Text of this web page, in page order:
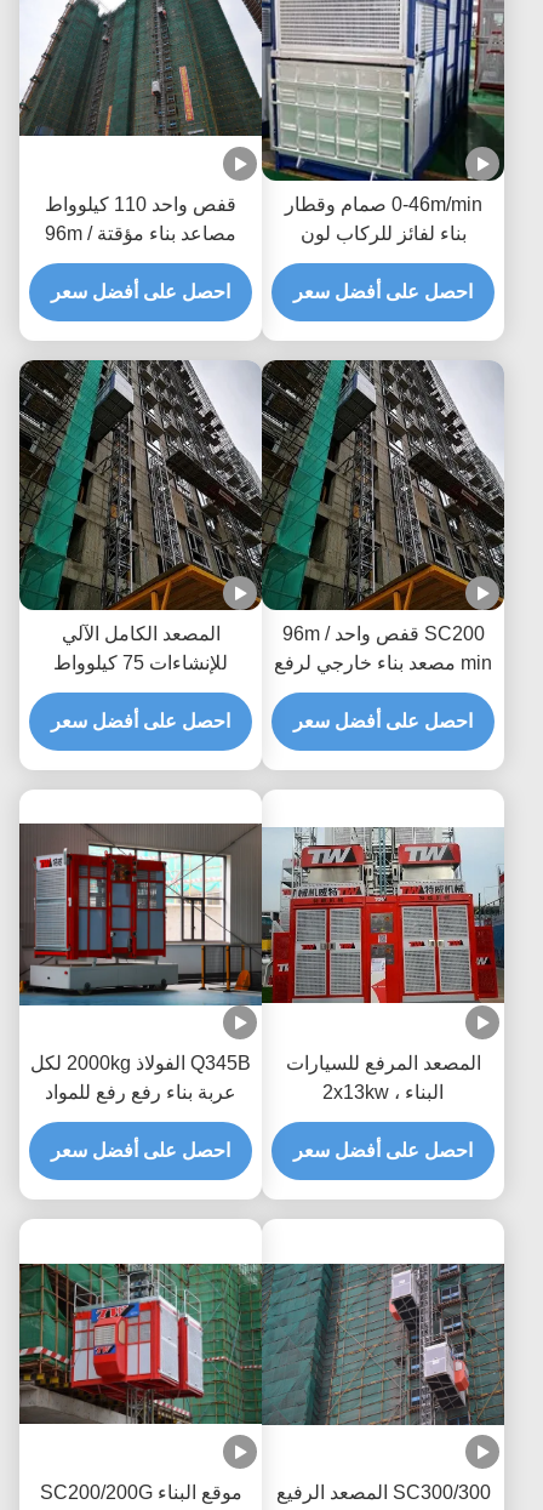
0-46m/min صمام وقطار
بناء لفائز للركاب لون
مخصص
احصل على أفضل سعر
قفص واحد 110 كيلوواط
مصاعد بناء مؤقتة 96m /
min مصعد رجل بناء
احصل على أفضل سعر
SC200 قفص واحد 96m /
min مصعد بناء خارجي لرفع
المواد
احصل على أفضل سعر
المصعد الكامل الآلي
للإنشاءات 75 كيلوواط
مصعد للمباني
احصل على أفضل سعر
المصعد المرفع للسيارات
البناء ، 2x13kw
احصل على أفضل سعر
Q345B الفولاذ 2000kg لكل
عربة بناء رفع رفع للمواد
الركاب
احصل على أفضل سعر
SC300/300 المصعد الرفيع
موقع البناء SC200/200G